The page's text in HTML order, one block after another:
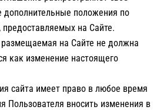
дополнительные положения по
предоставляемых на Сайте.
на Сайте не должна
как изменение настоящего
сайта имеет право в любое время
Пользователя вносить изменения в